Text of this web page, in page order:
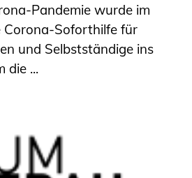
West
Pandemie wurde im
Corona-Soforthilfe für
und Selbstständige ins
die ...